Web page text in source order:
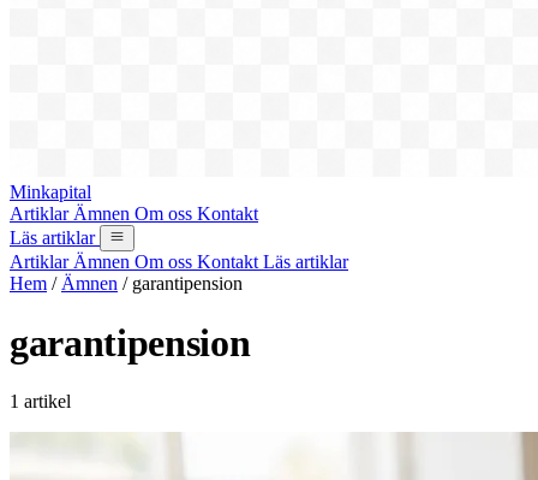
Minkapital
Artiklar Ämnen Om oss Kontakt
Läs artiklar
Artiklar Ämnen Om oss Kontakt Läs artiklar
Hem / Ämnen / garantipension
garantipension
1 artikel